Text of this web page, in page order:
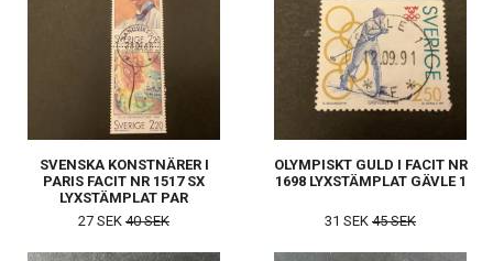
SVENSKA KONSTNÄRER I
PARIS FACIT NR 1517 SX
LYXSTÄMPLAT PAR
SANDVIKEN 1
27 SEK 40 SEK
OLYMPISKT GULD I FACIT NR
1698 LYXSTÄMPLAT GÄVLE 1
31 SEK 45 SEK